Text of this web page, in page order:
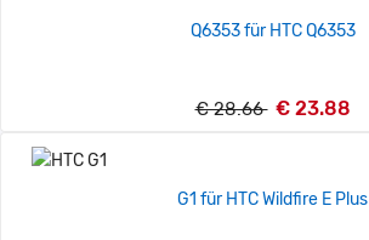
Q6353 für HTC Q6353
€ 28.66 € 23.88
G1 für HTC Wildfire E Plus